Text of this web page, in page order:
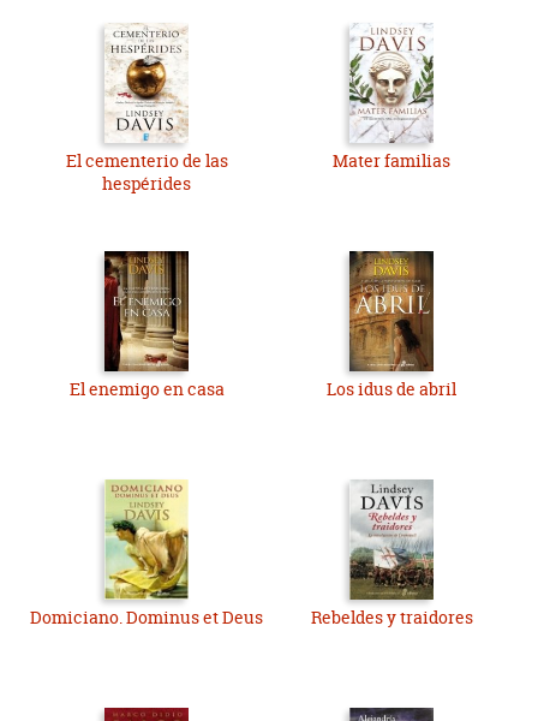
El cementerio de las
hespérides
Mater familias
El enemigo en casa Los idus de abril
Domiciano. Dominus et Deus Rebeldes y traidores